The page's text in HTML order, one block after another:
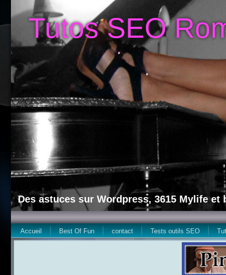
Tutos SEO
Des astuces sur Wordpress, 3615 Mylife et
Accueil Best Of Fun contact Tests outils SEO